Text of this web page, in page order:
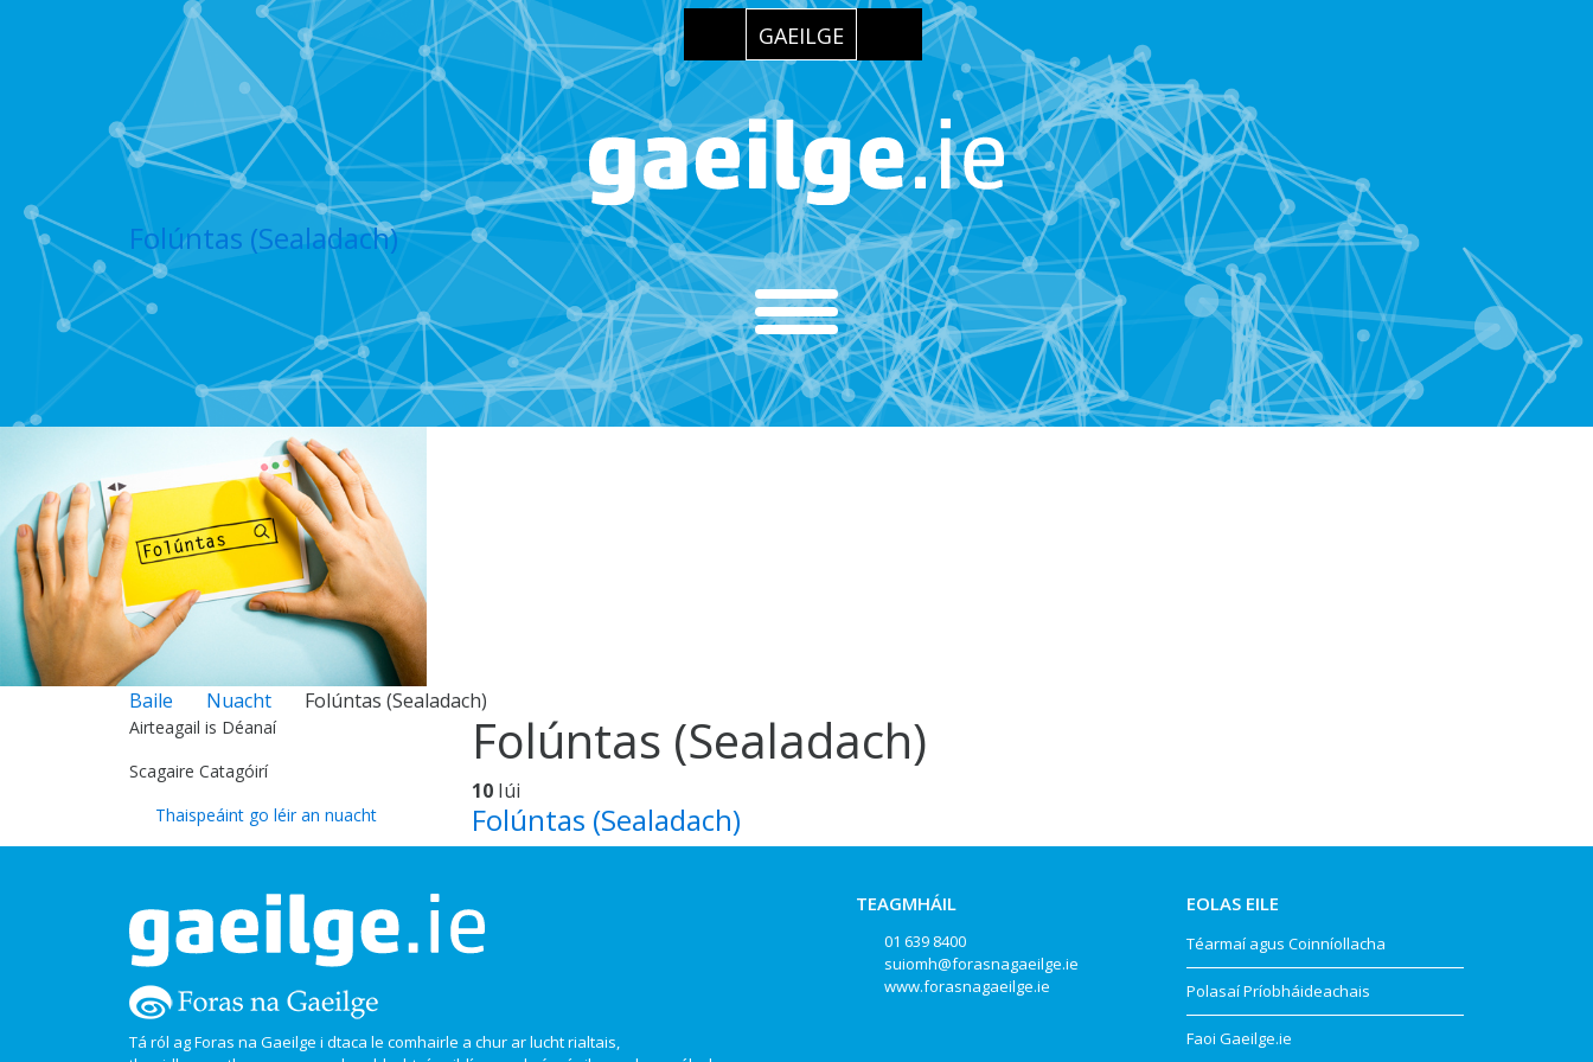
GAEILGE
Folúntas (Sealadach)
Baile Nuacht Folúntas (Sealadach)
Folúntas (Sealadach)
10 Iúi
Folúntas (Sealadach)
Airteagail is Déanaí
Scagaire Catagóirí
Thaispeáint go léir an nuacht
Tá ról ag Foras na Gaeilge i dtaca le comhairle a chur ar lucht rialtais,
TEAGMHÁIL
01 639 8400
suiomh@forasnagaeilge.ie
www.forasnagaeilge.ie
EOLAS EILE
Téarmaí agus Coinníollacha
Polasaí Príobháideachais
Faoi Gaeilge.ie